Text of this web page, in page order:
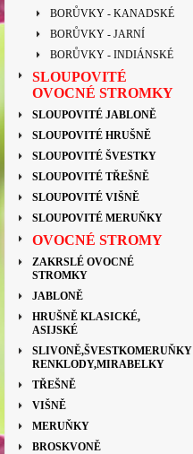
BORŮVKY - KANADSKÉ
BORŮVKY - JARNÍ
BORŮVKY - INDIÁNSKÉ
SLOUPOVITÉ
OVOCNÉ STROMKY
SLOUPOVITÉ JABLONĚ
SLOUPOVITÉ HRUŠNĚ
SLOUPOVITÉ ŠVESTKY
SLOUPOVITÉ TŘEŠNĚ
SLOUPOVITÉ VIŠNĚ
SLOUPOVITÉ MERUŇKY
OVOCNÉ STROMY
ZAKRSLÉ OVOCNÉ
STROMKY
JABLONĚ
HRUŠNĚ KLASICKÉ,
ASIJSKÉ
SLIVONĚ,ŠVESTKOMERUŇKY
RENKLODY,MIRABELKY
TŘEŠNĚ
VIŠNĚ
MERUŇKY
BROSKVONĚ